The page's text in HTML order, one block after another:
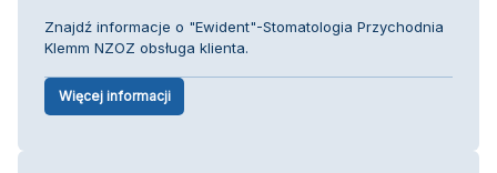
Znajdź informacje o "Ewident"-Stomatologia Przychodnia
Klemm NZOZ obsługa klienta.
Więcej informacji